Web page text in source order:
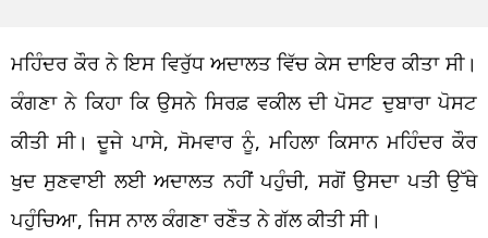
ਮਹਿੰਦਰ ਕੌਰ ਨੇ ਇਸ ਵਿਰੁੱਧ ਅਦਾਲਤ ਵਿੱਚ ਕੇਸ ਦਾਇਰ ਕੀਤਾ ਸੀ।
ਕੰਗਣਾ ਨੇ ਕਿਹਾ ਕਿ ਉਸਨੇ ਸਿਰਫ਼ ਵਕੀਲ ਦੀ ਪੋਸਟ ਦੁਬਾਰਾ ਪੋਸਟ
ਕੀਤੀ ਸੀ। ਦੂਜੇ ਪਾਸੇ, ਸੋਮਵਾਰ ਨੂੰ, ਮਹਿਲਾ ਕਿਸਾਨ ਮਹਿੰਦਰ ਕੌਰ
ਖੁਦ ਸੁਣਵਾਈ ਲਈ ਅਦਾਲਤ ਨਹੀਂ ਪਹੁੰਚੀ, ਸਗੋਂ ਉਸਦਾ ਪਤੀ ਉੱਥੇ
ਪਹੁੰਚਿਆ, ਜਿਸ ਨਾਲ ਕੰਗਣਾ ਰਣੌਤ ਨੇ ਗੱਲ ਕੀਤੀ ਸੀ।